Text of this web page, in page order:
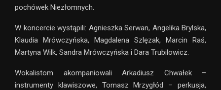
pochówek Niezłomnych.
W koncercie wystąpili: Agnieszka Serwan, Angelika Brylska,
Klaudia Mrówczyńska, Magdalena Szlęzak, Marcin Raś,
Martyna Wilk, Sandra Mrówczyńska i Dara Trubilowicz.
Wokalistom akompaniowali Arkadiusz Chwałek –
instrumenty klawiszowe, Tomasz Mrzygłód – perkusja,